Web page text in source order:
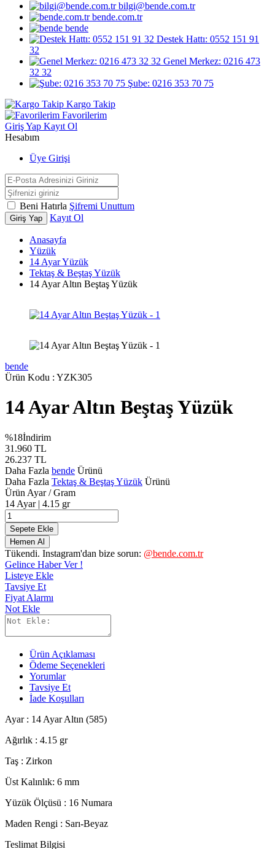
bilgi@bende.com.tr
bende.com.tr
bende
Destek Hattı: 0552 151 91
32
Genel Merkez: 0216 473
32 32
Şube: 0216 353 70 75
Kargo Takip
Favorilerim
Giriş Yap Kayıt Ol
Hesabım
Üye Girişi
Beni Hatırla Şifremi Unuttum
Giriş Yap Kayıt Ol
Anasayfa
Yüzük
14 Ayar Yüzük
Tektaş & Beştaş Yüzük
14 Ayar Altın Beştaş Yüzük
bende
Ürün Kodu : YZK305
14 Ayar Altın Beştaş Yüzük
%18İndirim
31.960 TL
26.237 TL
Daha Fazla bende Ürünü
Daha Fazla Tektaş & Beştaş Yüzük Ürünü
Ürün Ayar / Gram
14 Ayar | 4.15 gr
Sepete Ekle
Hemen Al
Tükendi. Instagram'dan bize sorun: @bende.com.tr
Gelince Haber Ver !
Listeye Ekle
Tavsiye Et
Fiyat Alarmı
Not Ekle
Ürün Açıklaması
Ödeme Seçenekleri
Yorumlar
Tavsiye Et
İade Koşulları
Ayar : 14 Ayar Altın (585)
Ağırlık : 4.15 gr
Taş : Zirkon
Üst Kalınlık: 6 mm
Yüzük Ölçüsü : 16 Numara
Maden Rengi : Sarı-Beyaz
Teslimat Bilgisi